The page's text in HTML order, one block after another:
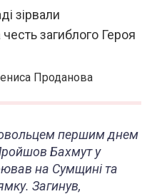
Проданова
першим днем
Бахмут у
на Сумщині та
Загинув,